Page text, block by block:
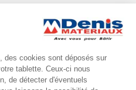
Index égalité femmes-
Restons en contact !
des cookies sont déposés sur
tablette. Ceux-ci nous
de détecter d'éventuels